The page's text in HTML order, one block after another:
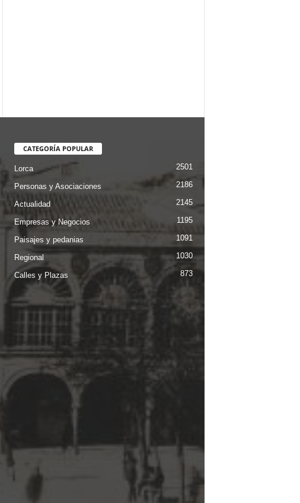
CATEGORÍA POPULAR
Lorca 2501
Personas y Asociaciones 2186
Actualidad 2145
Empresas y Negocios 1195
Paisajes y pedanias 1091
Regional 1030
Calles y Plazas 873